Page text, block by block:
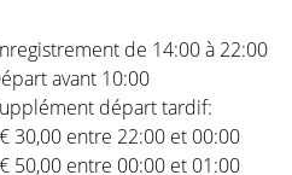
de 14:00 à 22:00
avant 10:00
départ tardif:
30,00 entre 22:00 et 00:00
50,00 entre 00:00 et 01:00